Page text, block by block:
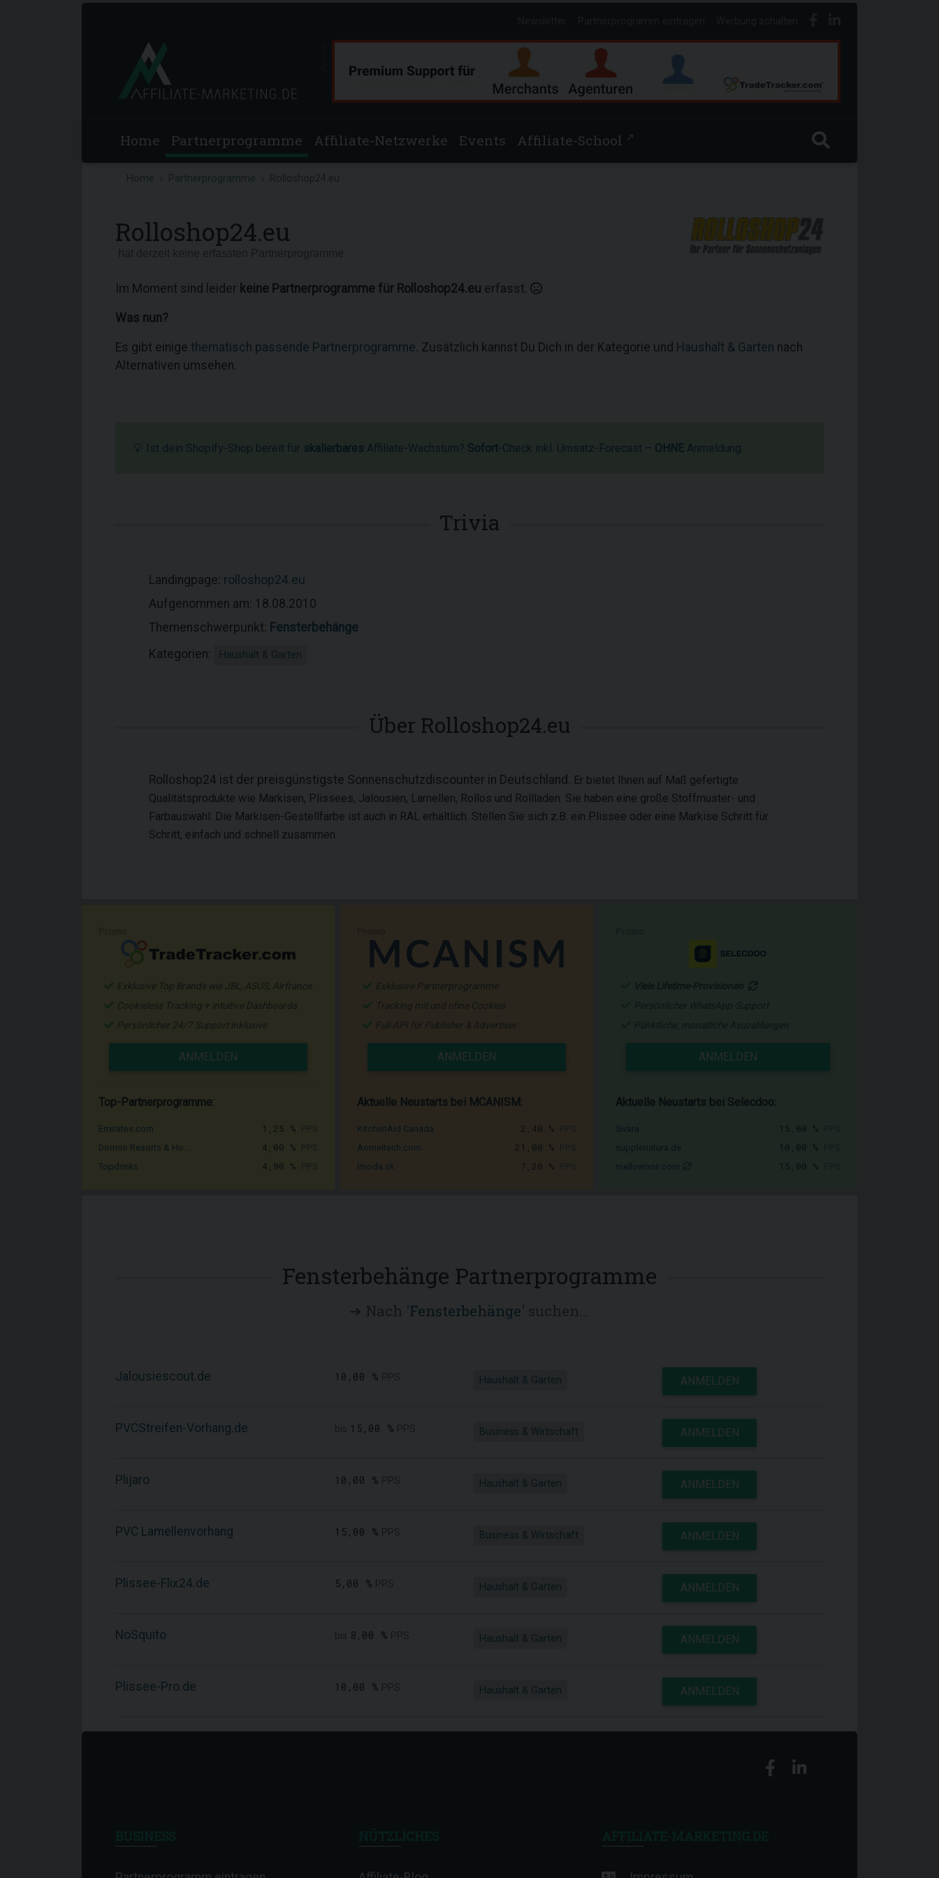
Home Partnerprogramme Affiliate-Netzwerke Events Affiliate-School ↗
Home Partnerprogramme
Rolloshop24.eu
Im Moment sind leider keine Partnerprogramme für Rolloshop24.eu erfasst.
Was nun?
Es gibt einige thematisch passende Partnerprogramme. Zusätzlich kannst Du Dich in der Kategorie und Haushalt & Garten nach
Alternativen umsehen.
💡 Ist dein Shopify-Shop bereit für skalierbares Affiliate-Wachstum? Sofort-Check inkl. Umsatz-Forecast – OHNE Anmeldung.
Trivia
Landingpage: rolloshop24.eu
Aufgenommen am: 18.08.2010
Themenschwerpunkt: Fensterbehänge
Kategorien:
Haushalt & Garten
Über Rolloshop24.eu
Rolloshop24 ist der preisgünstigste Sonnenschutzdiscounter in Deutschland. Er bietet Ihnen auf Maß gefertigte
Qualitätsprodukte wie Markisen, Plissees, Jalousien, Lamellen, Rollos und Rollladen. Sie haben eine große Stoffmuster- und
Farbauswahl. Die Markisen-Gestellfarbe ist auch in RAL erhältlich. Stellen Sie sich z.B. ein Plissee oder eine Markise Schritt für
Schritt, einfach und schnell zusammen.
Exklusive Top Brands wie JBL, ASUS, Airfrance
Cookieless Tracking + intuitive Dashboards
Persönlicher 24/7 Support inklusive
ANMELDEN
Top-Partnerprogramme:
Emirates.com 1,25 %
Dormio Resorts & Ho... 4,00 %
Topdrinks 4,90 %
Exklusive Partnerprogramme
Tracking mit und ohne Cookies
Full-API für Publisher & Advertiser
ANMELDEN
Aktuelle Neustarts bei MCANISM:
KitchenAid Canada 2,40 %
Aomeitech.com 21,00 %
Imoda.sk 7,20 %
ANMELDEN
Aktuelle Neustarts bei Selecdoo:
15,00 %
10,00 %
15,00 %
Fensterbehänge Partnerprogramme
Fensterbehänge
Jalousiescout.de 10,00 % Haushalt & Garten ANMELDEN
PVCStreifen-Vorhang.de 15,00 % Business & Wirtschaft ANMELDEN
Plijaro 10,00 % Haushalt & Garten ANMELDEN
PVC Lamellenvorhang 15,00 % Business & Wirtschaft ANMELDEN
Plissee-Flix24.de 5,00 % Haushalt & Garten ANMELDEN
NoSquito 8,00 % Haushalt & Garten ANMELDEN
Plissee-Pro.de 10,00 % Haushalt & Garten ANMELDEN